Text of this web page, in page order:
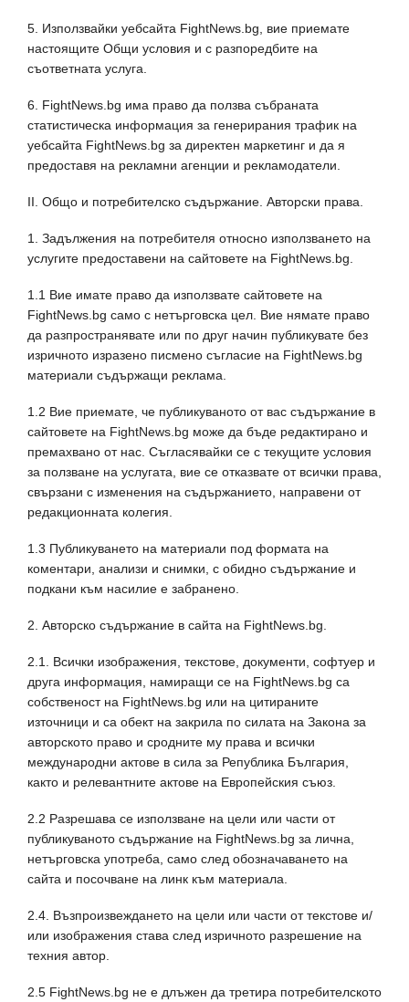
5. Използвайки уебсайта FightNews.bg, вие приемате
настоящите Общи условия и с разпоредбите на
съответната услуга.
6. FightNews.bg има право да ползва събраната
статистическа информация за генерирания трафик на
уебсайта FightNews.bg за директен маркетинг и да я
предоставя на рекламни агенции и рекламодатели.
II. Общо и потребителско съдържание. Авторски права.
1. Задължения на потребителя относно използването на
услугите предоставени на сайтовете на FightNews.bg.
1.1 Вие имате право да използвате сайтовете на
FightNews.bg само с нетърговска цел. Вие нямате право
да разпространявате или по друг начин публикувате без
изричното изразено писмено съгласие на FightNews.bg
материали съдържащи реклама.
1.2 Вие приемате, че публикуваното от вас съдържание в
сайтовете на FightNews.bg може да бъде редактирано и
премахвано от нас. Съгласявайки се с текущите условия
за ползване на услугата, вие се отказвате от всички права,
свързани с изменения на съдържанието, направени от
редакционната колегия.
1.3 Публикуването на материали под формата на
коментари, анализи и снимки, с обидно съдържание и
подкани към насилие е забранено.
2. Авторско съдържание в сайта на FightNews.bg.
2.1. Всички изображения, текстове, документи, софтуер и
друга информация, намиращи се на FightNews.bg са
собственост на FightNews.bg или на цитираните
източници и са обект на закрила по силата на Закона за
авторското право и сродните му права и всички
международни актове в сила за Република България,
както и релевантните актове на Европейския съюз.
2.2 Разрешава се използване на цели или части от
публикуваното съдържание на FightNews.bg за лична,
нетърговска употреба, само след обозначаването на
сайта и посочване на линк към материала.
2.4. Възпроизвеждането на цели или части от текстове и/
или изображения става след изричното разрешение на
техния автор.
2.5 FightNews.bg не е длъжен да третира потребителското